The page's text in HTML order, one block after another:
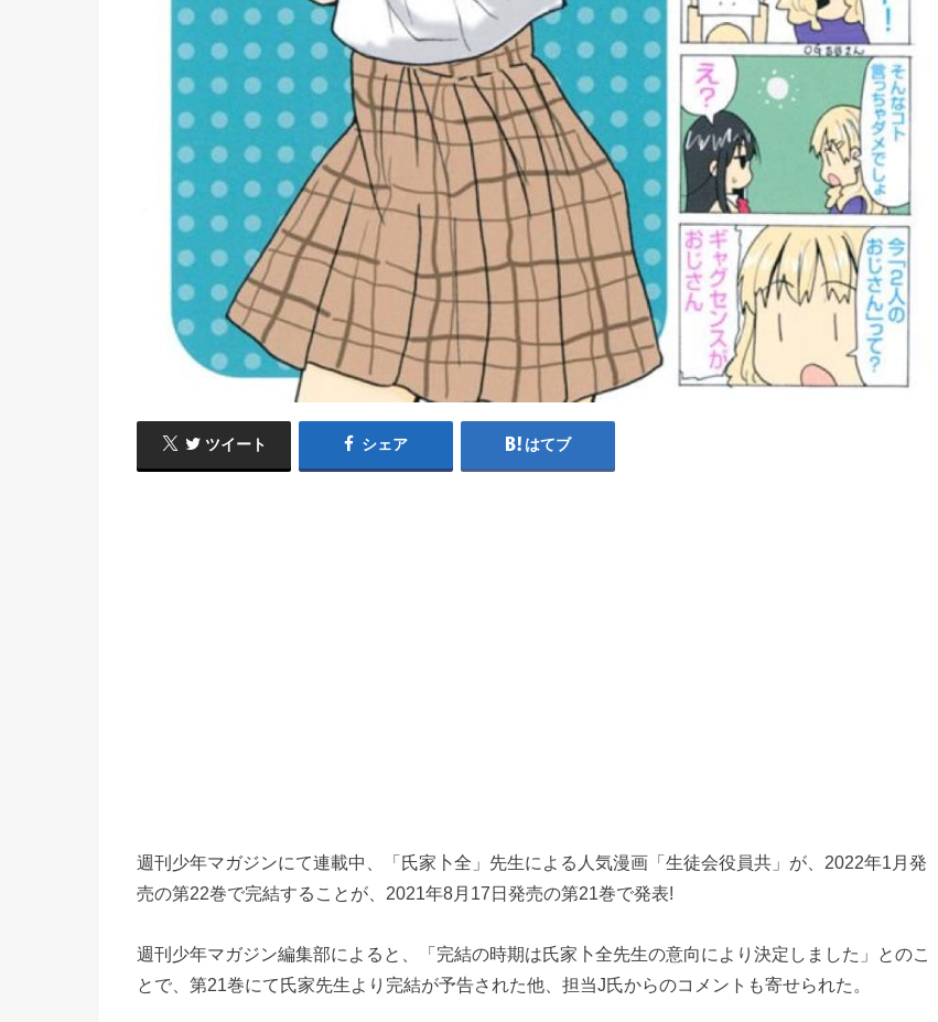
ツイート シェア はてブ
週刊少年マガジンにて連載中、「氏家卜全」先生による人気漫画「生徒会役員共」が、2022年1月発
売の第22巻で完結することが、2021年8月17日発売の第21巻で発表!
週刊少年マガジン編集部によると、「完結の時期は氏家卜全先生の意向により決定しました」とのこ
とで、第21巻にて氏家先生より完結が予告された他、担当J氏からのコメントも寄せられた。